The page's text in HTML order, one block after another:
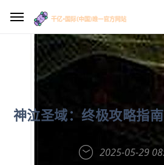
神泣圣域：终极攻略指
2025-05-29